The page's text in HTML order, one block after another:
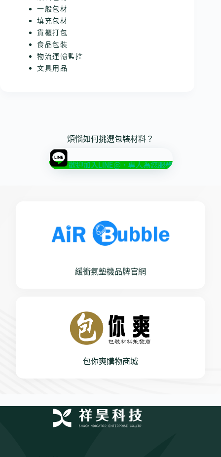
一般包材
填充包材
貨櫃打包
食品包裝
物流運輸監控
文具用品
煩惱如何挑選包裝材料？
歡迎加入LINE@，專人為您服務
緩衝氣墊機品牌官網
包你爽購物商城